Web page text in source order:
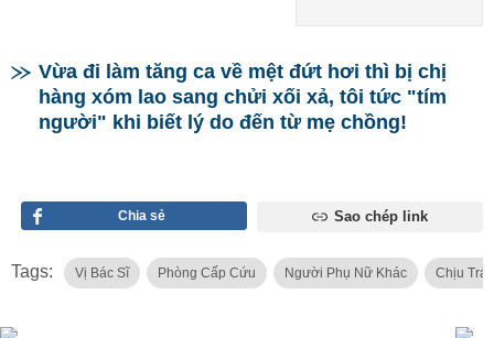
Vừa đi làm tăng ca về mệt đứt hơi thì bị chị
hàng xóm lao sang chửi xối xả, tôi tức "tím
người" khi biết lý do đến từ mẹ chồng!
Chia sẻ Sao chép link
Tags: Vị Bác Sĩ Phòng Cấp Cứu Người Phụ Nữ Khác Chịu